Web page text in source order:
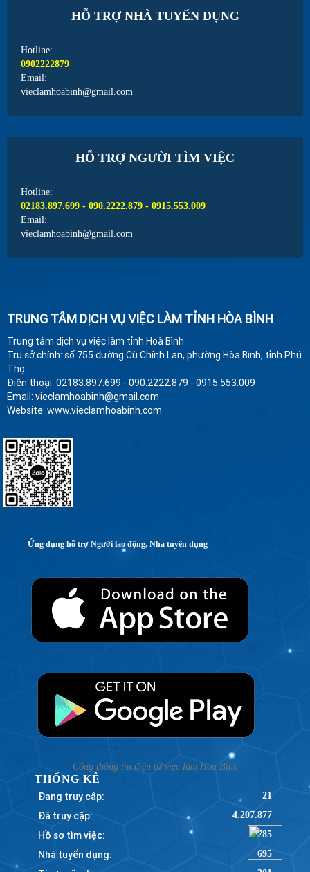
HỖ TRỢ NHÀ TUYỂN DỤNG
Hotline:
0902222879
Email:
vieclamhoabinh@gmail.com
HỖ TRỢ NGƯỜI TÌM VIỆC
Hotline:
02183.897.699 - 090.2222.879 - 0915.553.009
Email:
vieclamhoabinh@gmail.com
TRUNG TÂM DỊCH VỤ VIỆC LÀM TỈNH HÒA BÌNH
Trung tâm dịch vụ việc làm tỉnh Hoà Bình
Trụ sở chính: số 755 đường Cù Chính Lan, phường Hòa Bình, tỉnh Phú
Thọ
Điện thoại: 02183.897.699 - 090.2222.879 - 0915.553.009
Email: vieclamhoabinh@gmail.com
Website: www.vieclamhoabinh.com
Ứng dụng hỗ trợ Người lao động, Nhà tuyển dụng
Cổng thông tin điện tử việc làm Hòa Bình
THỐNG KÊ
Đang truy cập: 21
Đã truy cập: 4.207.877
Hồ sơ tìm việc: 785
Nhà tuyển dụng: 695